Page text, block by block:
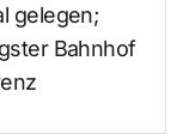
gelegen;
Bahnhof